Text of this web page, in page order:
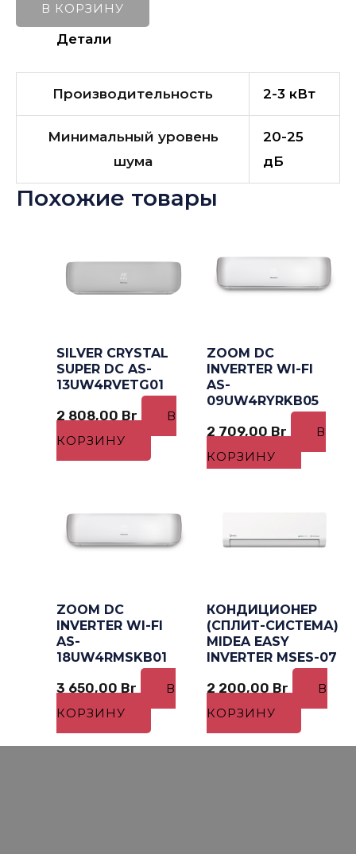
В КОРЗИНУ
Детали
Производительность 2-3 кВт
Минимальный уровень
шума
20-25
дБ
Похожие товары
SILVER CRYSTAL
SUPER DC AS-
13UW4RVETG01
2 808,00 Br
В
КОРЗИНУ
ZOOM DC
INVERTER WI-FI
AS-
09UW4RYRKB05
2 709,00 Br
В
КОРЗИНУ
ZOOM DC
INVERTER WI-FI
AS-
18UW4RMSKB01
3 650,00 Br
В
КОРЗИНУ
КОНДИЦИОНЕР
(СПЛИТ-СИСТЕМА)
MIDEA EASY
INVERTER MSES-07
2 200,00 Br
В
КОРЗИНУ